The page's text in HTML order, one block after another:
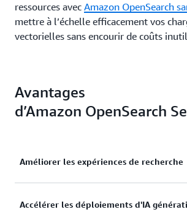
ressources avec Amazon OpenSearch
mettre à l’échelle efficacement vos
vectorielles sans encourir de coûts
Avantages
d’Amazon OpenSearch
Améliorer les expériences de recherche
Équilibrer la qualité, les performances
Accélérer les déploiements d'IA